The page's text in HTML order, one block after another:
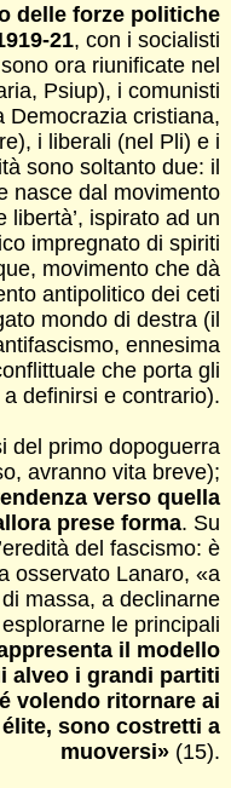
delle forze politiche
21, con i socialisti
ora riunificate nel
Psiup), i comunisti
Democrazia cristiana,
i liberali (nel Pli) e i
sono soltanto due: il
nasce dal movimento
libertà’, ispirato ad un
impregnato di spiriti
movimento che dà
antipolitico dei ceti
mondo di destra (il
ennesima
che porta gli
a definirsi e contrario).
del primo dopoguerra
avranno vita breve);
verso quella
prese forma. Su
del fascismo: è
osservato Lanaro, «a
massa, a declinarne
le principali
il modello
alveo i grandi partiti
volendo ritornare ai
sono costretti a
muoversi» (15).